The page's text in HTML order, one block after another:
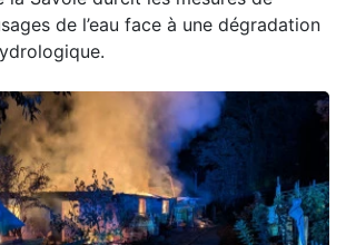
de l’eau face à une dégradation